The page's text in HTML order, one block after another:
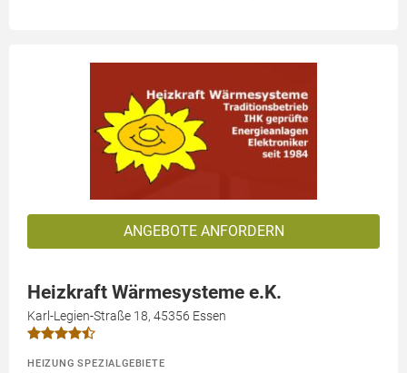
ANGEBOTE ANFORDERN
Heizkraft Wärmesysteme e.K.
Karl-Legien-Straße 18, 45356 Essen
HEIZUNG SPEZIALGEBIETE